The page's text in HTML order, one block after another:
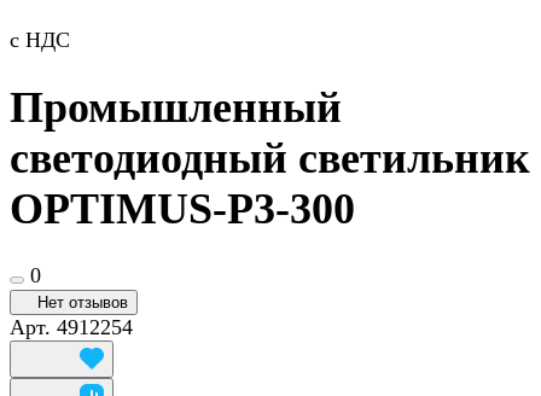
с НДС
Промышленный
светодиодный светильник
OPTIMUS-P3-300
0
Нет отзывов
Арт. 4912254